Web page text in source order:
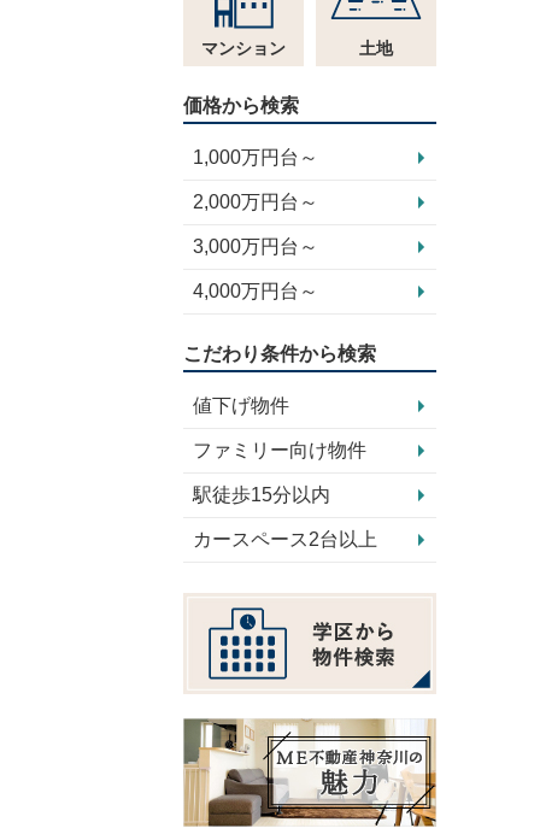
マンション 土地
価格から検索
1,000万円台～
2,000万円台～
3,000万円台～
4,000万円台～
こだわり条件から検索
値下げ物件
ファミリー向け物件
駅徒歩15分以内
カースペース2台以上